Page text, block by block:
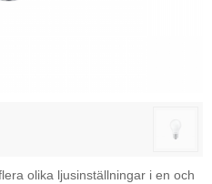
olika ljusinställningar i en och